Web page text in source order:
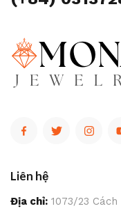
Liên hệ
Địa chỉ: 1073/23 Cách